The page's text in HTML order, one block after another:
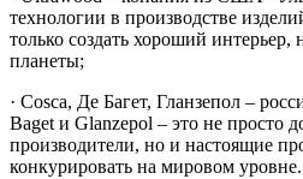
технологии в производстве
только создать хороший интерьер,
планеты;
· Cosca, Де Багет, Гланзепол –
Baget и Glanzepol – это не просто
производители, но и настоящие
конкурировать на мировом уровне.